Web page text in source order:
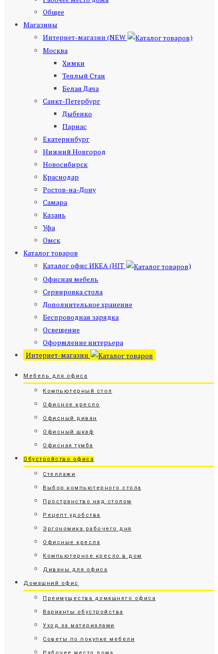
Общее
Магазины
Интернет-магазин (NEW
)
Москва
Химки
Теплый Стан
Белая Дача
Санкт-Петербург
Дыбенко
Парнас
Екатеринбург
Нижний Новгород
Новосибирск
Краснодар
Ростов-на-Дону
Самара
Казань
Уфа
Омск
Каталог товаров
Каталог офис ИКЕА (HIT
)
Офисная мебель
Сервировка стола
Дополнительное хранение
Беспроводная зарядка
Освещение
Оформление интерьера
Интернет-магазин
Мебель для офиса
Компьютерный стол
Офисное кресло
Офисный диван
Офисный шкаф
Офисная тумба
Обустройство офиса
Стеллажи
Выбор компьютерного стола
Пространство над столом
Рецепт удобства
Эргономика рабочего дня
Офисные кресла
Компьютерное кресло в дом
Диваны для офиса
Домашний офис
Преимущества домашнего офиса
Варианты обустройства
Уход за материалами
Советы по покупке мебели